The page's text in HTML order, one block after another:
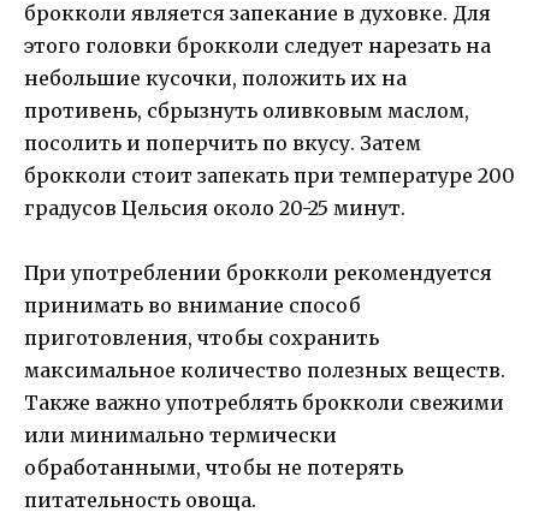
брокколи является запекание в духовке. Для
этого головки брокколи следует нарезать на
небольшие кусочки, положить их на
противень, сбрызнуть оливковым маслом,
посолить и поперчить по вкусу. Затем
брокколи стоит запекать при температуре 200
градусов Цельсия около 20-25 минут.
При употреблении брокколи рекомендуется
принимать во внимание способ
приготовления, чтобы сохранить
максимальное количество полезных веществ.
Также важно употреблять брокколи свежими
или минимально термически
обработанными, чтобы не потерять
питательность овоща.